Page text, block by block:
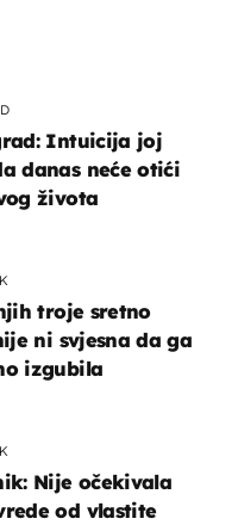
Intuicija joj
danas neće otići
života
troje sretno
ni svjesna da ga
izgubila
Nije očekivala
od vlastite